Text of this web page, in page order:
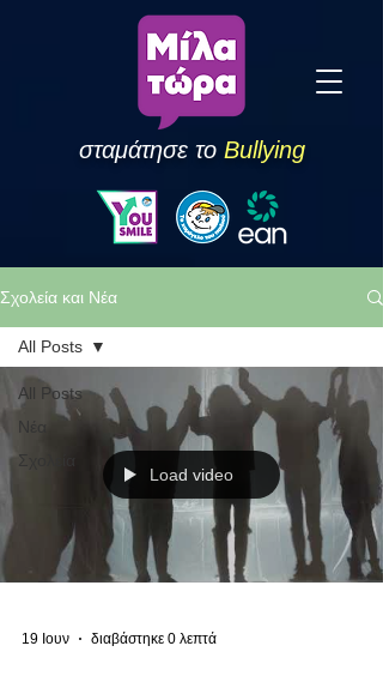
σταμάτησε το Bullying
Σχολεία και Νέα
All Posts
Νέα
Σχολεία
All Posts
Load video
19 Ιουν διαβάστηκε 0 λεπτά